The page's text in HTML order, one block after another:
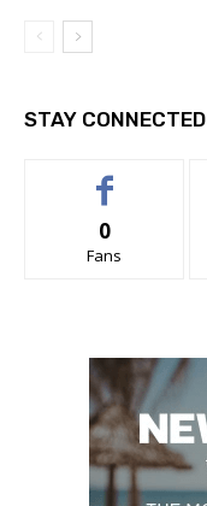
STAY CONNECTED
0
Fans